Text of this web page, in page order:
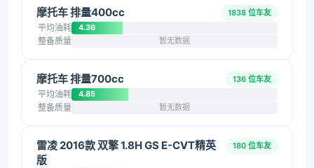
摩托车 排量400cc 1838 位车友
平均油耗 4.36
整备质量 暂无数据
摩托车 排量700cc 136 位车友
平均油耗 4.85
整备质量 暂无数据
雷凌 2016款 双擎 1.8H GS E-CVT精英
版
180 位车友